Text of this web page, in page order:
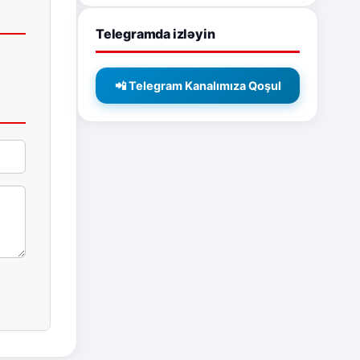
Telegramda izləyin
📲 Telegram Kanalımıza Qoşul